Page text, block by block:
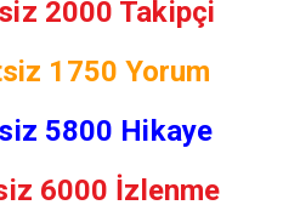
2000 Takipçi
1750 Yorum
5800 Hikaye
6000 İzlenme